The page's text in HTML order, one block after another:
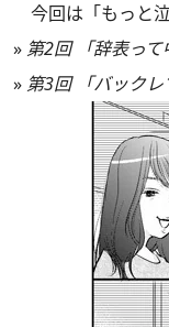
今回は「もっと
» 第2回 「辞表っ
» 第3回 「バック